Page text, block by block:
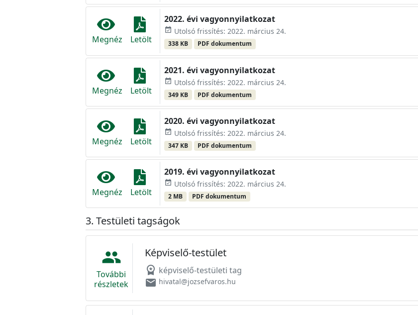
Megnéz Letölt
2022. évi vagyonnyilatkozat
event_available Utolsó frissítés: 2022. március 24.
338 KB PDF dokumentum
Megnéz Letölt
2021. évi vagyonnyilatkozat
event_available Utolsó frissítés: 2022. március 24.
349 KB PDF dokumentum
Megnéz Letölt
2020. évi vagyonnyilatkozat
event_available Utolsó frissítés: 2022. március 24.
347 KB PDF dokumentum
Megnéz Letölt
2019. évi vagyonnyilatkozat
event_available Utolsó frissítés: 2022. március 24.
2 MB PDF dokumentum
Testületi tagságok
people
További
részletek
Képviselő-testület
workspace_premium képviselő-testületi tag
email hivatal@jozsefvaros.hu